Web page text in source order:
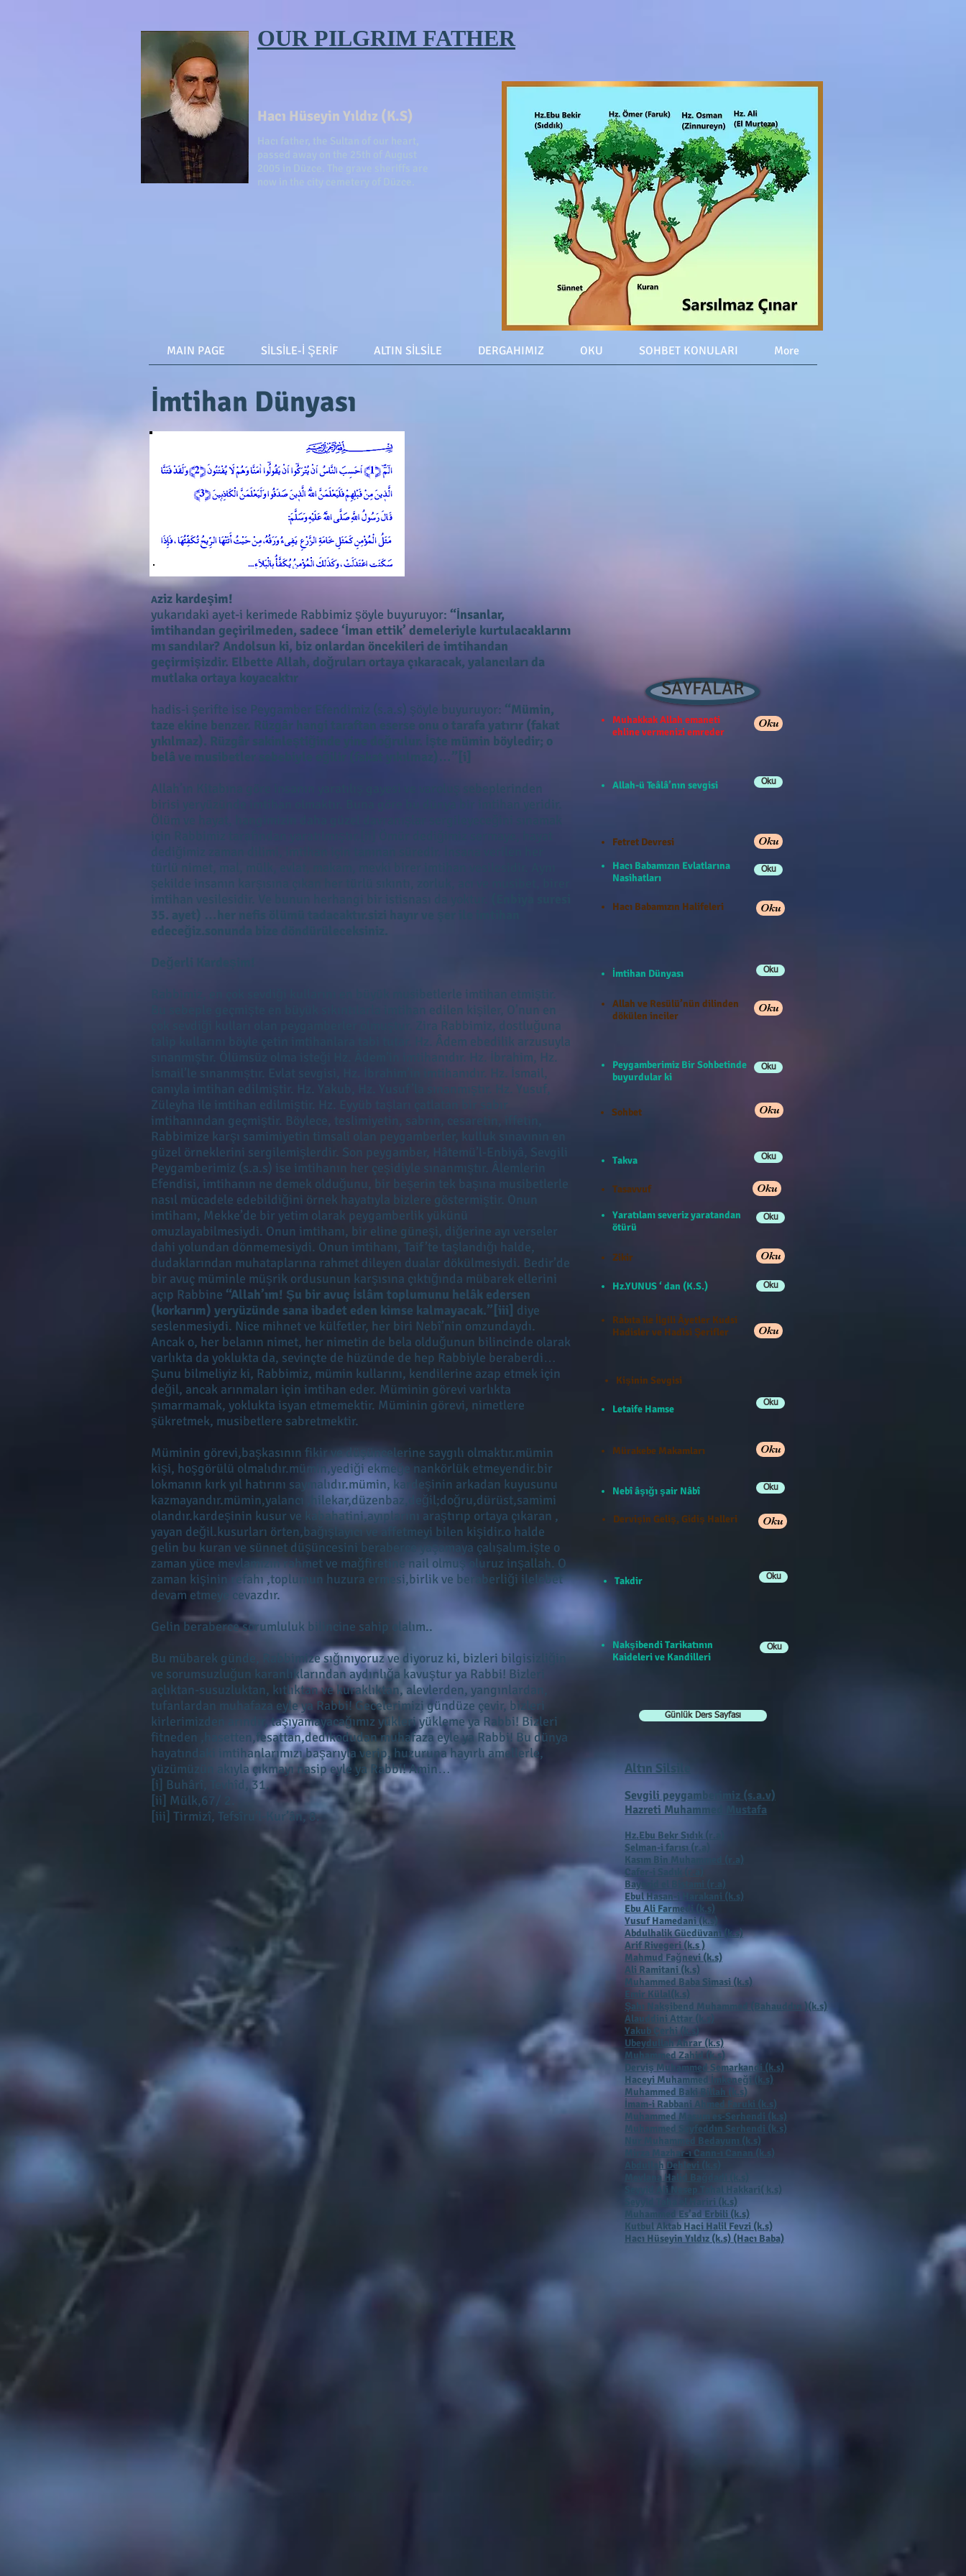
OUR PILGRIM FATHER
Hacı Hüseyin Yıldız (K.S)
MAIN PAGE SİLSİLE-İ ŞERİF ALTIN SİLSİLE DERGAHIMIZ OKU SOHBET KONULARI More
İmtihan Dünyası
Aziz kardeşim!
yukarıdaki ayet-i kerimede Rabbimiz şöyle buyuruyor: “İnsanlar,
imtihandan geçirilmeden, sadece ‘İman ettik’ demeleriyle kurtulacaklarını
mı sandılar? Andolsun ki, biz onlardan öncekileri de imtihandan
geçirmişizdir. Elbette Allah, doğruları ortaya çıkaracak, yalancıları da
mutlaka ortaya koyacaktır
hadis-i şerifte ise Peygamber Efendimiz (s.a.s) şöyle buyuruyor: “Mümin,
taze ekine benzer. Rüzgâr hangi taraftan eserse onu o tarafa yatırır (fakat
yıkılmaz). Rüzgâr sakinleştiğinde yine doğrulur. İşte mümin böyledir; o
belâ ve musibetler sebebiyle eğilir (fakat yıkılmaz)…”[i]
Allah’ın Kitabına göre insanın yaratılış gayesi ve varoluş sebeplerinden
birisi yeryüzünde imtihan olmaktır. Buna göre bu dünya bir imtihan yeridir.
Ölüm ve hayat, hangimizin daha güzel davranışlar sergileyeceğini sınamak
şekilde insanın karşısına çıkan her türlü sıkıntı, zorluk, acı ve musibet, birer
imtihan vesilesidir. Ve bunun herhangi bir istisnası da yoktur.
35. ayet) …her nefis ölümü tadacaktır.sizi hayır ve şer ile imtihan
edeceğiz.sonunda bize döndürüleceksiniz.
Değerli Kardeşim!
Rabbimiz, en çok sevdiği kullarını en büyük musibetlerle imtihan etmiştir.
Bu sebeple geçmişte en büyük sıkıntılarla imtihan edilen kişiler, O’nun en
çok sevdiği kulları olan peygamberler olmuştur. Zira Rabbimiz, dostluğuna
talip kullarını böyle çetin imtihanlara tabi tutar. Hz. Âdem ebedilik arzusuyla
sınanmıştır. Ölümsüz olma isteği Hz. Âdem’in imtihanıdır. Hz. İbrahim, Hz.
İsmail’le sınanmıştır. Evlat sevgisi, Hz. İbrahim’in imtihanıdır. Hz. İsmail,
canıyla imtihan edilmiştir. Hz. Yakub, Hz. Yusuf’la sınanmıştır. Hz. Yusuf,
Züleyha ile imtihan edilmiştir. Hz. Eyyüb taşları çatlatan bir sabır
imtihanından geçmiştir. Böylece, teslimiyetin, sabrın, cesaretin, iffetin,
Rabbimize karşı samimiyetin timsali olan peygamberler, kulluk sınavının en
güzel örneklerini sergilemişlerdir. Son peygamber, Hâtemü’l-Enbiyâ, Sevgili
Peygamberimiz (s.a.s) ise imtihanın her çeşidiyle sınanmıştır. Âlemlerin
Efendisi, imtihanın ne demek olduğunu, bir beşerin tek başına musibetlerle
nasıl mücadele edebildiğini örnek hayatıyla bizlere göstermiştir. Onun
imtihanı, Mekke’de bir yetim olarak peygamberlik yükünü
omuzlayabilmesiydi. Onun imtihanı, bir eline güneşi, diğerine ayı verseler
dahi yolundan dönmemesiydi. Onun imtihanı, Taif’te taşlandığı halde,
dudaklarından muhataplarına rahmet dileyen dualar dökülmesiydi. Bedir’de
bir avuç müminle müşrik ordusunun karşısına çıktığında mübarek ellerini
açıp Rabbine “Allah’ım! Şu bir avuç İslâm toplumunu helâk edersen
(korkarım) yeryüzünde sana ibadet eden kimse kalmayacak.”[iii] diye
seslenmesiydi. Nice mihnet ve külfetler, her biri Nebî’nin omzundaydı.
Ancak o, her belanın nimet, her nimetin de bela olduğunun bilincinde olarak
varlıkta da yoklukta da, sevinçte de hüzünde de hep Rabbiyle beraberdi…
Şunu bilmeliyiz ki, Rabbimiz, mümin kullarını, kendilerine azap etmek için
değil, ancak arınmaları için imtihan eder. Müminin görevi varlıkta
şımarmamak, yoklukta isyan etmemektir. Müminin görevi, nimetlere
şükretmek, musibetlere sabretmektir.
Müminin görevi,başkasının fikir ve düşüncelerine saygılı olmaktır.mümin
kişi, hoşgörülü olmalıdır.mümin,yediği ekmeğe nankörlük etmeyendir.bir
lokmanın kırk yıl hatırını saymalıdır.mümin, kardeşinin arkadan kuyusunu
kazmayandır.mümin,yalancı ,hilekar,düzenbaz,değil;doğru,dürüst,samimi
olandır.kardeşinin kusur ve kabahatini,ayıplarını araştırıp ortaya çıkaran ,
yayan değil.kusurları örten,bağışlayıcı ve affetmeyi bilen kişidir.o halde
gelin bu kuran ve sünnet düşüncesini beraberce yaşamaya çalışalım.işte o
zaman yüce mevlamızın rahmet ve mağfiretine nail olmuş oluruz inşallah. O
zaman kişinin refahı ,toplumun huzura ermesi,birlik ve beraberliği ilelebet
devam etmeye cevazdır.
Gelin beraberce sorumluluk bilincine sahip olalım..
Bu mübarek günde, Rabbimize sığınıyoruz ve diyoruz ki, bizleri bilgisizliğin
ve sorumsuzluğun karanlıklarından aydınlığa kavuştur ya Rabbi! Bizleri
açlıktan-susuzluktan, kıtlıktan ve kuraklıktan, alevlerden, yangınlardan,
tufanlardan muhafaza eyle ya Rabbi! Gecelerimizi gündüze çevir, bizleri
kirlerimizden arındır, taşıyamayacağımız yükleri yükleme ya Rabbi! Bizleri
fitneden ,hasetten,fesattan,dedikodudan muhafaza eyle ya Rabbi! Bu dünya
hayatındaki imtihanlarımızı başarıyla verip, huzuruna hayırlı amellerle,
yüzümüzün akıyla çıkmayı nasip eyle ya Rabbi! Amin…
[i] Buhârî, Tevhîd, 31.
[ii] Mülk,67/ 2.
[iii] Tirmizî, Tefsîru’l-Kur’ân, 8.
Günlük Ders Sayfası
Muhakkak Allah emaneti
ehline vermenizi emreder
Oku
Allah-ü Teâlâ’nın sevgisi Oku
Fetret Devresi Oku
Hacı Babamızın Evlatlarına
Nasihatları
Oku
Oku
Hacı Babamızın Halifeleri
Oku
İmtihan Dünyası
Oku
Allah ve Resülü’nün dilinden
dökülen inciler
Oku
Peygamberimiz Bir Sohbetinde
buyurdular ki
Oku
Sohbet
Oku
Takva
Oku
Tasavvuf
Oku
Yaratılanı severiz yaratandan
ötürü
Oku
Zikir
Oku
Hz.YUNUS ‘ dan (K.S.)
Oku
Rabıta ile İlgili Âyetler Kudsi
Hadisler ve Hadisi Şerifler
Altın Silsile
Sevgili peygamberimiz (s.a.v)
Hazreti Muhammed Mustafa
Hz.Ebu Bekr Sıdık (r.a)
Selman-i farısı (r.a)
Kasım Bin Muhammed (r.a)
Cafer-i Sadık (r.a)
Bayezid el Bistami (r.a)
Ebul Hasan-i Harakani (k.s)
Ebu Ali Farmedi (k.s)
Yusuf Hamedani (k.s)
Abdulhalik Gücdüvani (k.s)
Arif Rivegeri (k.s )
Mahmud Fağnevi (k.s)
Ali Ramitani (k.s)
Muhammed Baba Simasi (k.s)
Emir Külal(k.s)
Şahı Nakşibend Muhammed (Bahauddın )(k.s)
Alauddini Attar (k.s)
Yakub Çerhi (k.s
Ubeydullah Ahrar (k.s)
Muhammed Zahid (k.s)
Derviş Muhammed Semarkandi (k.s)
Haceyi Muhammed İmkeneği (k.s)
Muhammed Baki Billah (k.s)
İmam-i Rabbani Ahmed Faruki (k.s)
Muhammed Masum es-Serhendi (k.s)
Muhammed Seyfeddın Serhendi (k.s)
Nur Muhammed Bedayunı (k.s)
Mirza Mazhar-ı Cann-ı Canan (k.s)
Abdullah Dehlevi (k.s)
Mevlana Halid Bağdadi (k.s)
Seyyid Ali Nesep Tahal Hakkari( k.s)
Seyyid Taha el Hariri (k.s)
Muhammed Es’ad Erbili (k.s)
Kutbul Aktab Haci Halil Fevzi (k.s)
Hacı Hüseyin Yıldız (k.s) (Hacı Baba)
Letaife Hamse Oku
Mürakebe Makamları
Nebî âşığı şair Nâbî Oku
Dervişin Geliş, Gidiş Halleri Oku
Takdir Oku
Kişinin Sevgisi
Nakşibendi Tarikatının
Kaideleri ve Kandilleri
Oku
Oku
SAYFALAR